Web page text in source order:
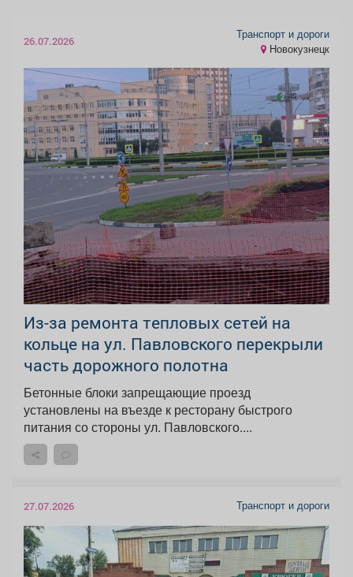
26.07.2026
Транспорт и дороги
Новокузнецк
Из-за ремонта тепловых сетей на
кольце на ул. Павловского перекрыли
часть дорожного полотна
Бетонные блоки запрещающие проезд
установлены на въезде к ресторану быстрого
питания со стороны ул. Павловского....
27.07.2026 Транспорт и дороги